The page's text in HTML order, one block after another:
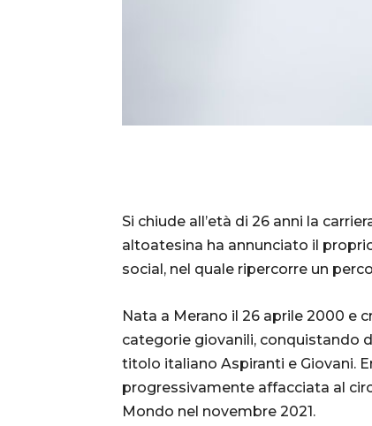
Si chiude all’età di 26 anni la
altoatesina ha annunciato il
social, nel quale ripercorre un
Nata a Merano il 26 aprile 2000 e
categorie giovanili, conquistando
titolo italiano Aspiranti e Giovani.
progressivamente affacciata al
Mondo nel novembre 2021.